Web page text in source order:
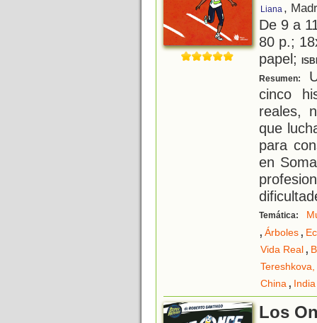
Liana ,
De 9 a
80 p.;
papel;
Resumen:
cinco
reales,
que
para
en
Temática:
, Árboles,
Vida Real,
China, India
Los